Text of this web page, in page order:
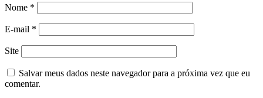
Nome *
E-mail *
Site
Salvar meus dados neste navegador para a próxima vez que eu
comentar.